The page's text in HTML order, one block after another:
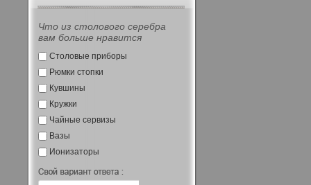
Что из столового серебра
вам больше нравится
Столовые приборы
Рюмки стопки
Кувшины
Кружки
Чайные сервизы
Вазы
Ионизаторы